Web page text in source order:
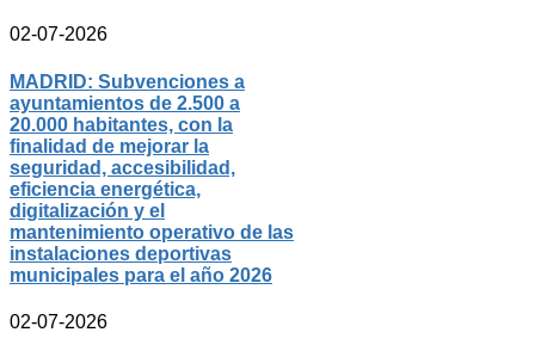
02-07-2026
MADRID: Subvenciones a
ayuntamientos de 2.500 a
20.000 habitantes, con la
finalidad de mejorar la
seguridad, accesibilidad,
eficiencia energética,
digitalización y el
mantenimiento operativo de las
instalaciones deportivas
municipales para el año 2026
02-07-2026